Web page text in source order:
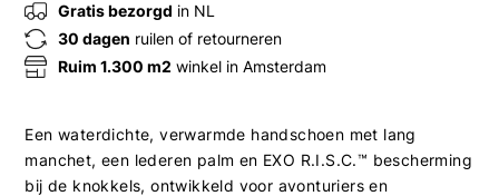
Gratis bezorgd in NL
30 dagen ruilen of retourneren
Ruim 1.300 m2 winkel in Amsterdam
Een waterdichte, verwarmde handschoen met lang
manchet, een lederen palm en EXO R.I.S.C.™ bescherming
bij de knokkels, ontwikkeld voor avonturiers en